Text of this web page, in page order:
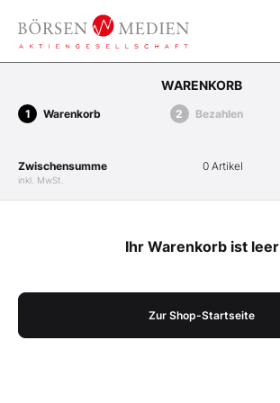
WARENKORB
Warenkorb Bezahlen
Zwischensumme
inkl. MwSt.
0 Artikel
Ihr Warenkorb ist leer
Zur Shop-Startseite